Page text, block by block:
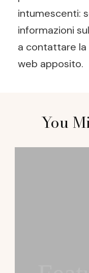
intumescenti:
informazioni
a contattare
web apposito.
You